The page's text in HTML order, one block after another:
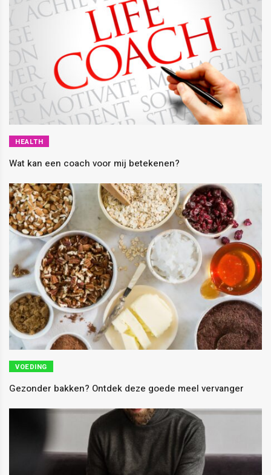
HEALTH
Wat kan een coach voor mij betekenen?
VOEDING
Gezonder bakken? Ontdek deze goede meel vervanger